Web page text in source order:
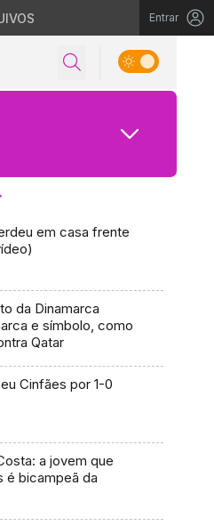
Entrar
em casa frente
da Dinamarca
e símbolo, como
Qatar
Cinfães por 1-0
a jovem que
é bicampeã da